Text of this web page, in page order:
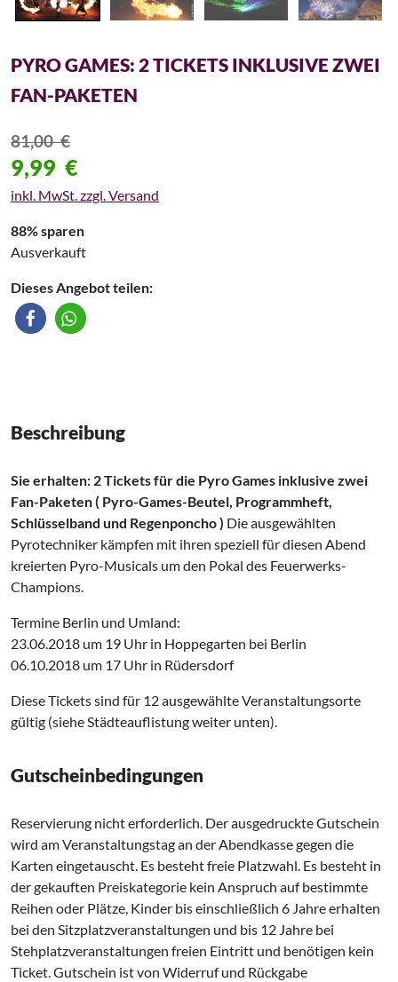
PYRO GAMES: 2 TICKETS INKLUSIVE ZWEI
FAN-PAKETEN
81,00€
9,99 €
inkl. MwSt. zzgl. Versand
88% sparen
Ausverkauft
Dieses Angebot teilen:
Beschreibung
Sie erhalten: 2 Tickets für die Pyro Games inklusive zwei
Fan-Paketen ( Pyro-Games-Beutel, Programmheft,
Schlüsselband und Regenponcho ) Die ausgewählten
Pyrotechniker kämpfen mit ihren speziell für diesen Abend
kreierten Pyro-Musicals um den Pokal des Feuerwerks-
Champions.
Termine Berlin und Umland:
23.06.2018 um 19 Uhr in Hoppegarten bei Berlin
06.10.2018 um 17 Uhr in Rüdersdorf
Diese Tickets sind für 12 ausgewählte Veranstaltungsorte
gültig (siehe Städteauflistung weiter unten).
Gutscheinbedingungen
Reservierung nicht erforderlich. Der ausgedruckte Gutschein
wird am Veranstaltungstag an der Abendkasse gegen die
Karten eingetauscht. Es besteht freie Platzwahl. Es besteht in
der gekauften Preiskategorie kein Anspruch auf bestimmte
Reihen oder Plätze, Kinder bis einschließlich 6 Jahre erhalten
bei den Sitzplatzveranstaltungen und bis 12 Jahre bei
Stehplatzveranstaltungen freien Eintritt und benötigen kein
Ticket. Gutschein ist von Widerruf und Rückgabe